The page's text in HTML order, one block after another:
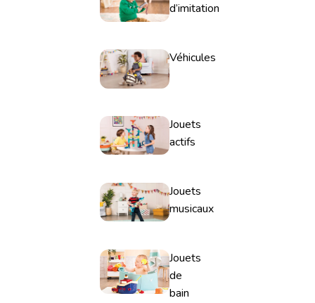
d’imitation
Véhicules
Jouets
actifs
Jouets
musicaux
Jouets
de
bain